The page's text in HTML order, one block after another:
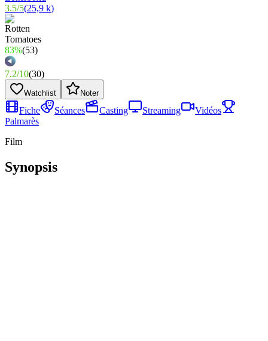
3.5/5(25,9 k)
83%(53)
7.2/10(30)
Watchlist Noter
Fiche Séances Casting Streaming
Vidéos
Palmarès
Film
Synopsis